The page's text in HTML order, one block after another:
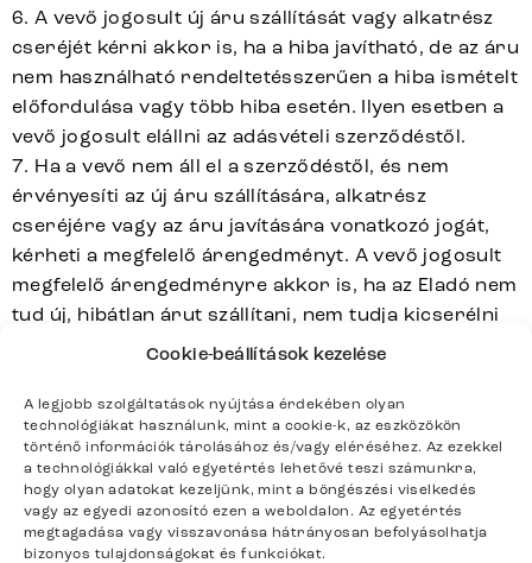
Cookie-beállítások kezelése
A legjobb szolgáltatások nyújtása érdekében olyan
technológiákat használunk, mint a cookie-k, az eszközökön
történő információk tárolásához és/vagy eléréséhez. Az ezekkel
a technológiákkal való egyetértés lehetővé teszi számunkra,
hogy olyan adatokat kezeljünk, mint a böngészési viselkedés
vagy az egyedi azonosító ezen a weboldalon. Az egyetértés
megtagadása vagy visszavonása hátrányosan befolyásolhatja
bizonyos tulajdonságokat és funkciókat.
6. A vevő jogosult új áru szállítását vagy alkatrész
cseréjét kérni akkor is, ha a hiba javítható, de az áru
nem használható rendeltetésszerűen a hiba ismételt
előfordulása vagy több hiba esetén. Ilyen esetben a
vevő jogosult elállni az adásvételi szerződéstől.
7. Ha a vevő nem áll el a szerződéstől, és nem
érvényesíti az új áru szállítására, alkatrész
cseréjére vagy az áru javítására vonatkozó jogát,
kérheti a megfelelő árengedményt. A vevő jogosult
megfelelő árengedményre akkor is, ha az Eladó nem
tud új, hibátlan árut szállítani, nem tudja kicserélni
az alkatrészt vagy megjavítani az árut, illetve ha az
intézkedés a vevő számára jelentős nehézséget
okozna.
8. A vevő nem jogosult hibás teljesítésből eredő
jogokra, ha az áru átvétele előtt tudott a hibáról,
vagy ha a hibát maga a vevő okozta.
9. A vevő jogosult a fogyasztási cikk hibájára